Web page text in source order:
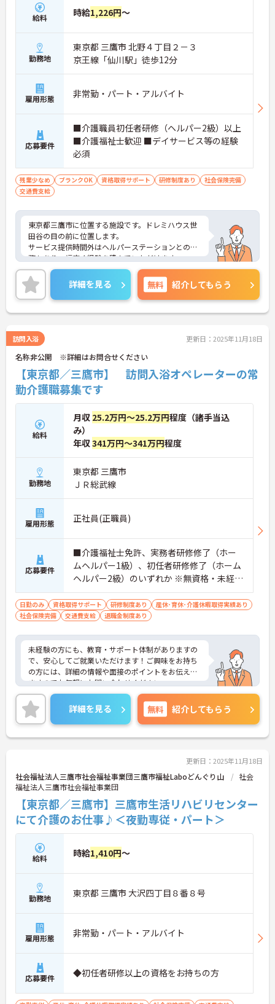
給料 時給1,226円～
勤務地
東京都 三鷹市 北野４丁目２－３
京王線「仙川駅」徒歩12分
雇用形態 非常勤・パート・アルバイト
応募要件
■介護職員初任者研修（ヘルパー2級）以上
■介護福祉士歓迎 ■デイサービス等の経験
必須
残業少なめ ブランクOK 資格取得サポート 研修制度あり
社会保険完備
交通費支給
東京都三鷹市に位置する施設です。ドレミハウス世
田谷の目の前に位置します。
サービス提供時間外はヘルパーステーションとの兼
務もあり、幅広く経験を積んでいただけます。
朝から夕方までゆったりと談話やゲーム、レクリエ
ーションをしながら過ごしたり、入浴もできるデイ
サービスです。
ご興味ある方には、面接対策ポイントなど、さらに
詳細をお話しいたしますのでお気軽にご相談くださ
詳細を見る 無料 紹介してもらう
訪問入浴 更新日：2025年11月18日
名称非公開 ※詳細はお問合せください
【東京都／三鷹市】 訪問入浴オペレーターの常
勤介護職募集です
給料
月収 25.2万円～25.2万円程度（諸手当込
み）
年収341万円～341万円程度
勤務地
東京都 三鷹市
ＪＲ総武線
雇用形態 正社員(正職員)
応募要件
■介護福祉士免許、実務者研修修了（ホー
ムヘルパー1級）、初任者研修修了（ホーム
ヘルパー2級）のいずれか ※無資格・未経験
の方も相談可 ■普通自動車運転免許（MT）
必須
日勤のみ 資格取得サポート 研修制度あり
産休･育休･介護休暇取得実績あり
社会保険完備
交通費支給 退職金制度あり
未経験の方にも、教育・サポート体制がありますの
で、安心してご就業いただけます！ご興味をお持ち
の方には、詳細の情報や面接のポイントをお伝えし
ますのでお気軽にお問い合わせください。
詳細を見る 無料 紹介してもらう
更新日：2025年11月18日
社会福祉法人三鷹市社会福祉事業団三鷹市福祉Laboどんぐり山
社会
福祉法人三鷹市社会福祉事業団
【東京都／三鷹市】三鷹市生活リハビリセンター
にて介護のお仕事♪＜夜勤専従・パート＞
給料 時給1,410円～
勤務地 東京都 三鷹市 大沢四丁目８番８号
雇用形態 非常勤・パート・アルバイト
応募要件 ◆初任者研修以上の資格をお持ちの方